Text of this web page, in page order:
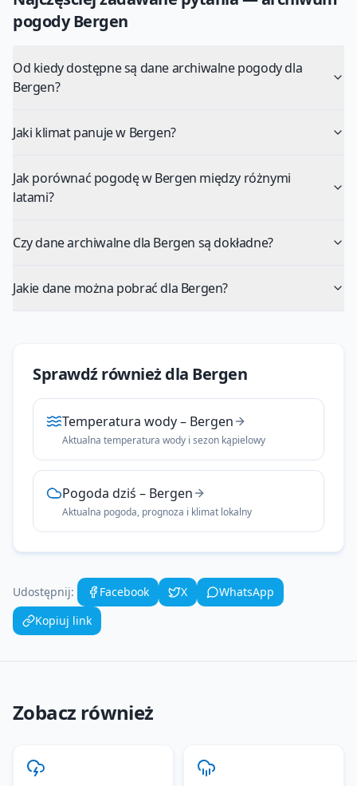
pogodyBergen
Od kiedy dostępne są dane archiwalne pogody dla
Bergen?
Jaki klimat panuje w Bergen?
Jak porównać pogodę w Bergen między różnymi
latami?
Czy dane archiwalne dla Bergen są dokładne?
Jakie dane można pobrać dla Bergen?
Sprawdź również dla Bergen
Temperatura wody– Bergen
Aktualna temperatura wody i sezon kąpielowy
Pogoda dziś – Bergen
Aktualna pogoda, prognoza i klimat lokalny
Udostępnij: Facebook X
WhatsApp
Kopiuj link
Zobacz również